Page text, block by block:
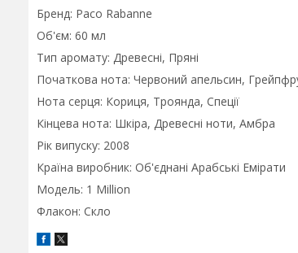
Бренд: Paco Rabanne
Об'єм: 60 мл
Тип аромату: Древесні, Пряні
Початкова нота: Червоний апельсин,
Нота серця: Кориця, Троянда, Спеції
Кінцева нота: Шкіра, Древесні ноти, Амбра
Рік випуску: 2008
Країна виробник: Об'єднані Арабські Емірати
Модель: 1 Million
Флакон: Скло